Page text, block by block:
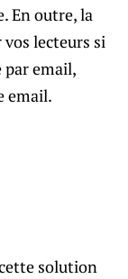
En outre, la
vos lecteurs si
par email,
email.
solution